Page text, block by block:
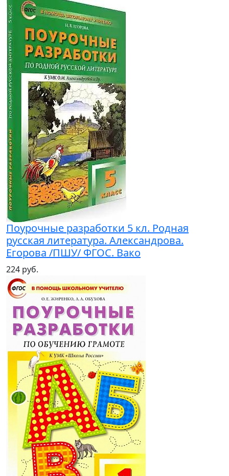
Поурочные разработки 5 кл. Родная
русская литература. Александрова.
Егорова /ПШУ/ ФГОС. Вако
224 руб.